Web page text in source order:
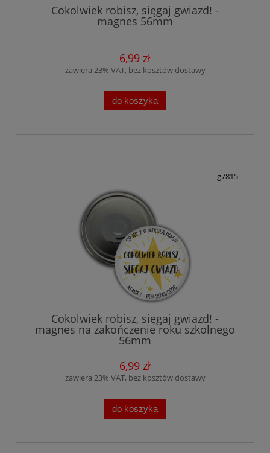
Cokolwiek robisz, sięgaj gwiazd! -
magnes 56mm
6,99 zł
zawiera 23% VAT, bez kosztów dostawy
do koszyka
g7815
Cokolwiek robisz, sięgaj gwiazd! -
magnes na zakończenie roku szkolnego
56mm
6,99 zł
zawiera 23% VAT, bez kosztów dostawy
do koszyka